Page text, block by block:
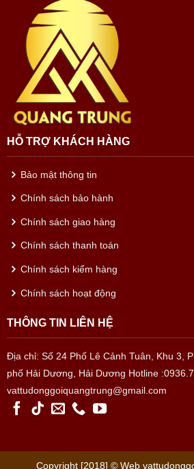
HỖ TRỢ KHÁCH HÀNG
Bảo mật thông tin
Chính sách bảo hành
Chính sách giao hàng
Chính sách thanh toán
Chính sách kiểm hàng
Chính sách hoạt động
THÔNG TIN LIÊN HỆ
Địa chỉ: Số 24 Phố Lê Cảnh Tuân, Khu 3,
phố Hải Dương, Hải Dương Hotline
vattudonggoiquangtrung@gmail.com
Copyright [2018] © Web